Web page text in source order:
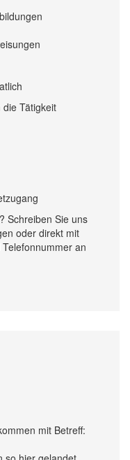
Tätigkeit
Schreiben Sie uns
oder direkt mit
an
mit Betreff: